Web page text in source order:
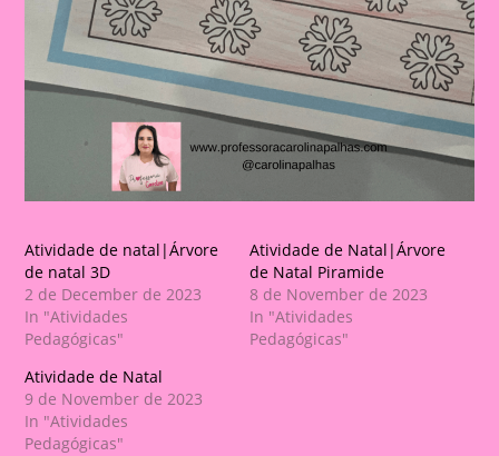
Atividade de natal|Árvore
de natal 3D
2 de December de 2023
In "Atividades
Pedagógicas"
Atividade de Natal|Árvore
de Natal Piramide
8 de November de 2023
In "Atividades
Pedagógicas"
Atividade de Natal
9 de November de 2023
In "Atividades
Pedagógicas"